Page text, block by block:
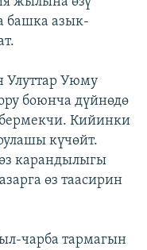
башка азык-
Улуттар Уюму
боюнча дүйнөдө
бермекчи. Кийинки
күчөйт.
карандылыгы
өз таасирин
чарба тармагын